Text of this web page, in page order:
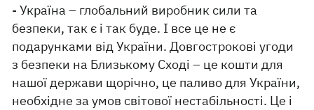
- Україна – глобальний виробник сили та
безпеки, так є і так буде. І все це не є
подарунками від України. Довгострокові угоди
з безпеки на Близькому Сході – це кошти для
нашої держави щорічно, це паливо для України,
необхідне за умов світової нестабільності. Це і